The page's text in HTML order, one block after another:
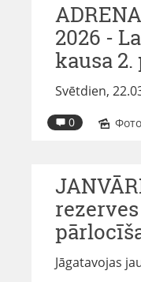
2026 -
kausa 2.
Svētdien,
0 Фото
Jāgatavojas